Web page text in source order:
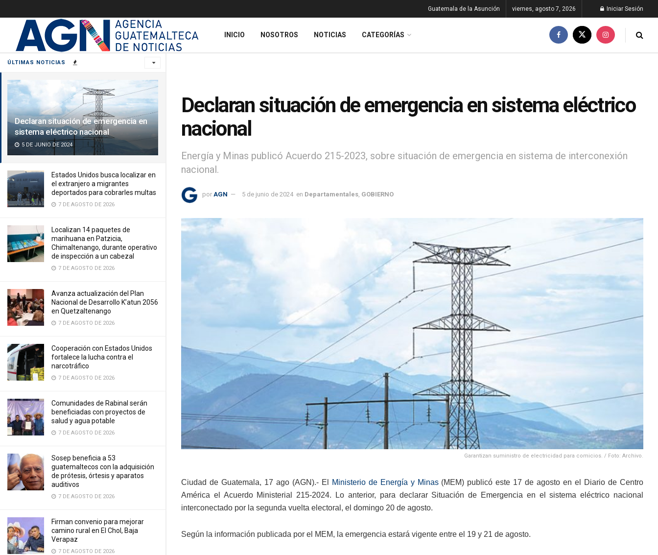
ÚLTIMAS NOTICIAS
Declaran situación de emergencia en
sistema eléctrico nacional
5 DE JUNIO DE 2024
Estados Unidos busca localizar en
el extranjero a migrantes
deportados para cobrarles multas
7 DE AGOSTO DE 2026
Localizan 14 paquetes de
marihuana en Patzicia,
Chimaltenango, durante operativo
de inspección a un cabezal
7 DE AGOSTO DE 2026
Avanza actualización del Plan
Nacional de Desarrollo K’atun 2056
en Quetzaltenango
7 DE AGOSTO DE 2026
Cooperación con Estados Unidos
fortalece la lucha contra el
narcotráfico
7 DE AGOSTO DE 2026
Comunidades de Rabinal serán
beneficiadas con proyectos de
salud y agua potable
7 DE AGOSTO DE 2026
Sosep beneficia a 53
guatemaltecos con la adquisición
de prótesis, órtesis y aparatos
auditivos
7 DE AGOSTO DE 2026
Firman convenio para mejorar
camino rural en El Chol, Baja
Verapaz
7 DE AGOSTO DE 2026
Guatemala de la Asunción viernes, agosto 7, 2026 Iniciar Sesión
INICIO NOSOTROS NOTICIAS CATEGORÍAS
Declaran situación de emergencia en sistema eléctrico
nacional
Energía y Minas publicó Acuerdo 215-2023, sobre situación de emergencia en sistema de interconexión
nacional.
por AGN 5 de junio de 2024 en Departamentales GOBIERNO
Garantizan suministro de electricidad para comicios. / Foto: Archivo.
Ciudad de Guatemala, 17 ago (AGN).- El Ministerio de Energía y Minas(MEM) publicó este 17 de agosto en el Diario de Centro
América el Acuerdo Ministerial 215-2024. Lo anterior, para declarar Situación de Emergencia en el sistema eléctrico nacional
interconectado por la segunda vuelta electoral, el domingo 20 de agosto.
Según la información publicada por el MEM, la emergencia estará vigente entre el 19 y 21 de agosto.